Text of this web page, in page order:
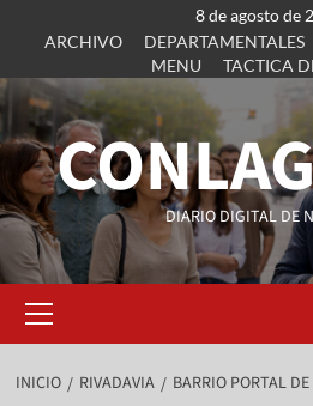
8 de agosto de
ARCHIVO
DEPARTAMENTALES
MENU
TACTICA
DIARIO DIGITAL DE
INICIO RIVADAVIA BARRIO PORTAL